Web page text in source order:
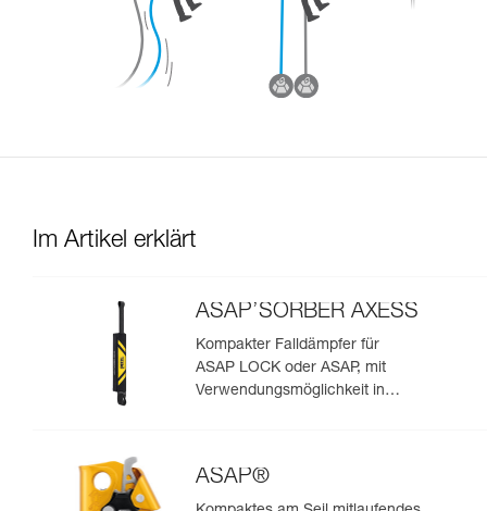
Im Artikel erklärt
ASAP’SORBER AXESS
Kompakter Falldämpfer für
ASAP LOCK oder ASAP, mit
Verwendungsmöglichkeit in
ASAP®